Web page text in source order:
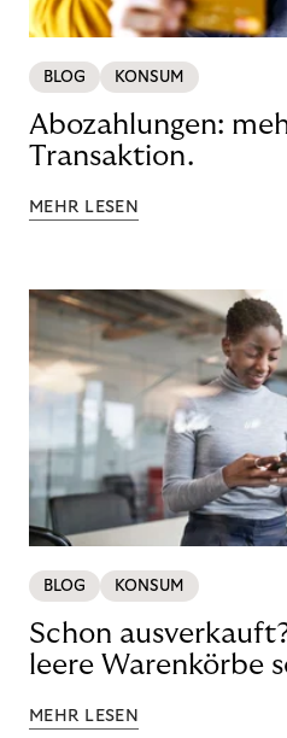
BLOG KONSUM
Abozahlungen:
Transaktion.
MEHR LESEN
BLOG KONSUM
Schon
leere Warenkörbe
MEHR LESEN